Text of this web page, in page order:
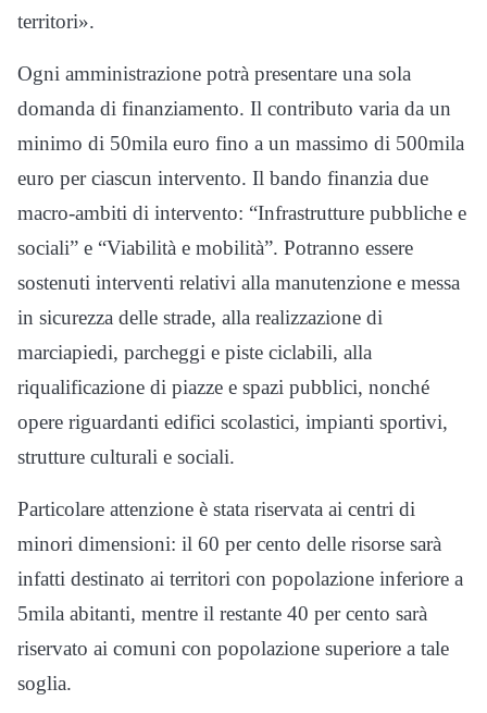
territori».
Ogni amministrazione potrà presentare una sola
domanda di finanziamento. Il contributo varia da un
minimo di 50mila euro fino a un massimo di 500mila
euro per ciascun intervento. Il bando finanzia due
macro-ambiti di intervento: “Infrastrutture pubbliche e
sociali” e “Viabilità e mobilità”. Potranno essere
sostenuti interventi relativi alla manutenzione e messa
in sicurezza delle strade, alla realizzazione di
marciapiedi, parcheggi e piste ciclabili, alla
riqualificazione di piazze e spazi pubblici, nonché
opere riguardanti edifici scolastici, impianti sportivi,
strutture culturali e sociali.
Particolare attenzione è stata riservata ai centri di
minori dimensioni: il 60 per cento delle risorse sarà
infatti destinato ai territori con popolazione inferiore a
5mila abitanti, mentre il restante 40 per cento sarà
riservato ai comuni con popolazione superiore a tale
soglia.